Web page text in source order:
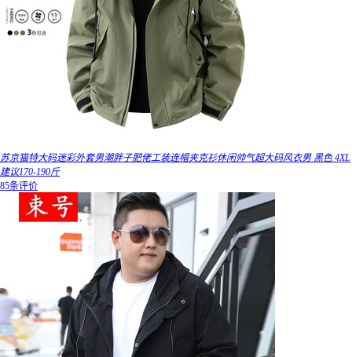
苏京猫特大码迷彩外套男潮胖子肥佬工装连帽夹克衫休闲帅气超大码风衣男 黑色 4XL
建议170-190斤
85条评价